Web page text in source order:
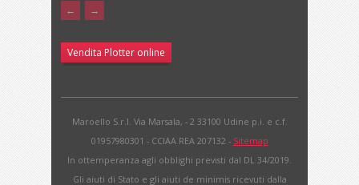
← →
Vendita Plotter online
Maroello S.r.l. Via Marsala, - 2 33100 Udine p.i. e c.f.
01957980301 - CCIAA REA 207132 - Sitemap
In ottemperanza agli obblighi previsti dal DL 34/2019.
Gli aiuti di Stato e gli aiuti de minimis ricevuti dalla